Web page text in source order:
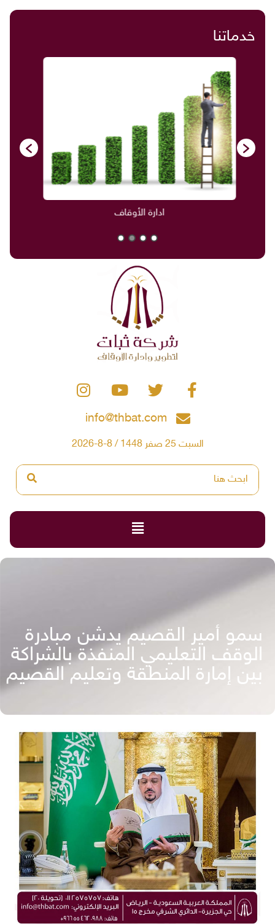
خدماتنا
صناديق العائلة
info@thbat.com
السبت 25 صفر 1448 / 8-8-2026
سمو أمير القصيم يدشن مبادرة
الوقف التعليمي المنفذة بالشراكة
بين إمارة المنطقة وتعليم القصيم